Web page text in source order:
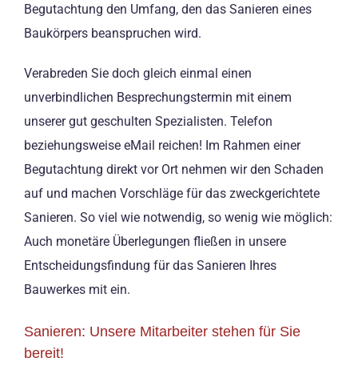
Begutachtung den Umfang, den das Sanieren eines
Baukörpers beanspruchen wird.
Verabreden Sie doch gleich einmal einen
unverbindlichen Besprechungstermin mit einem
unserer gut geschulten Spezialisten. Telefon
beziehungsweise eMail reichen! Im Rahmen einer
Begutachtung direkt vor Ort nehmen wir den Schaden
auf und machen Vorschläge für das zweckgerichtete
Sanieren. So viel wie notwendig, so wenig wie möglich:
Auch monetäre Überlegungen fließen in unsere
Entscheidungsfindung für das Sanieren Ihres
Bauwerkes mit ein.
Sanieren: Unsere Mitarbeiter stehen für Sie
bereit!